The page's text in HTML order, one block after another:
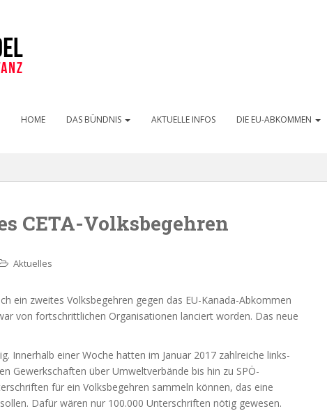
HOME DAS BÜNDNIS AKTUELLE INFOS DIE EU-ABKOMMEN
CETA-Volksbegehren
Aktuelles
ein zweites Volksbegehren gegen das EU-Kanada-Abkommen
von fortschrittlichen Organisationen lanciert worden. Das neue
Innerhalb einer Woche hatten im Januar 2017 zahlreiche links-
Gewerkschaften über Umweltverbände bis hin zu SPÖ-
für ein Volksbegehren sammeln können, das eine
Dafür wären nur 100.000 Unterschriften nötig gewesen.